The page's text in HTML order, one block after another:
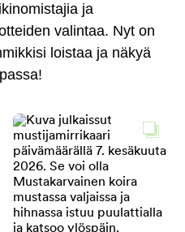
ja
valintaa. Nyt on
loistaa ja näkyä